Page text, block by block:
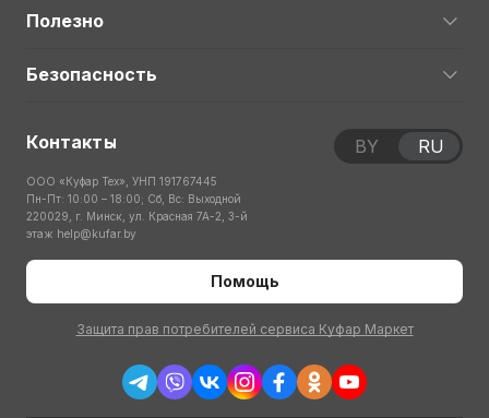
Полезно
Безопасность
Контакты
ООО «Куфар Тех», УНП 191767445
Пн-Пт: 10:00 – 18:00; Сб, Вс: Выходной
220029, г. Минск, ул. Красная 7А-2, 3-й
этаж help@kufar.by
Помощь
Защита прав потребителей сервиса Куфар Маркет
BY RU